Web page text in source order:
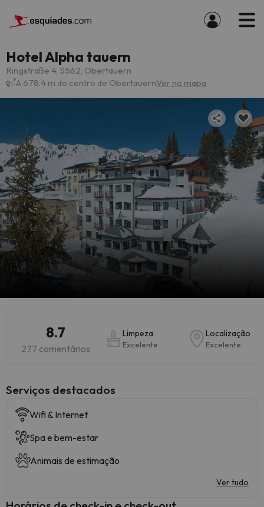
Hotel Alpha tauern
Ringstraße 4, 5562, Obertauern
A 678.4 m do centro de ObertauernVer no mapa
8.7
277 comentários
Limpeza
Excelente
Localização
Excelente
Serviços destacados
Wifi & Internet
Spa e bem-estar
Animais de estimação
Ver tudo